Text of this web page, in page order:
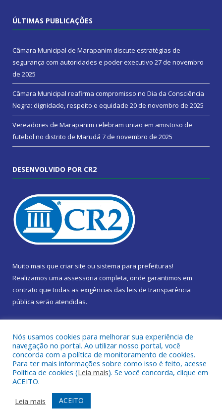
ÚLTIMAS PUBLICAÇÕES
Câmara Municipal de Marapanim discute estratégias de
segurança com autoridades e poder executivo 27 de novembro
de 2025
Câmara Municipal reafirma compromisso no Dia da Consciência
Negra: dignidade, respeito e equidade 20 de novembro de 2025
Vereadores de Marapanim celebram união em amistoso de
futebol no distrito de Marudá 7 de novembro de 2025
DESENVOLVIDO POR CR2
Muito mais que criar site ou sistema para prefeituras!
Realizamos uma assessoria completa, onde garantimos em
contrato que todas as exigências das leis de transparência
pública serão atendidas.
Todos os direitos reservados a Câmara Municipal de Marapanim.
Mapa do Site
Acessar Área Administrativa
Nós usamos cookies para melhorar sua experiência de
navegação no portal. Ao utilizar nosso portal, você
concorda com a política de monitoramento de cookies.
Para ter mais informações sobre como isso é feito, acesse
Política de cookies (Leia mais). Se você concorda, clique em
ACEITO.
Leia mais
ACEITO